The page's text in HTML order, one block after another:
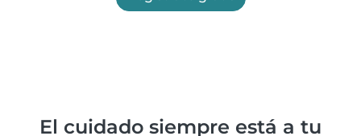
El cuidado siempre está a tu